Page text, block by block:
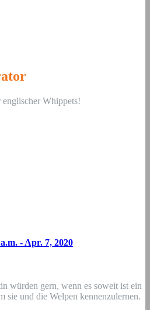
Whippets!
- Apr. 7, 2020
würden gern, wenn es soweit ist ein
sie und die Welpen kennenzulernen.